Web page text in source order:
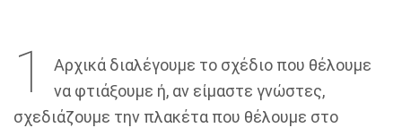
1
Αρχικά διαλέγουμε το σχέδιο που θέλουμε
να φτιάξουμε ή, αν είμαστε γνώστες,
σχεδιάζουμε την πλακέτα που θέλουμε στο